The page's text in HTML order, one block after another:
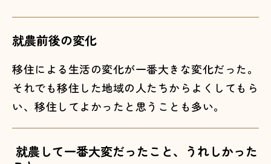
就農前後の変化
移住による生活の変化が一番大きな変化だった。
それでも移住した地域の人たちからよくしてもら
い、移住してよかったと思うことも多い。
就農して一番大変だったこと、うれしかった